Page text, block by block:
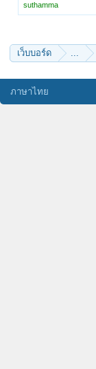
suthamma
เว็บบอร์ด ...
ภาษาไทย